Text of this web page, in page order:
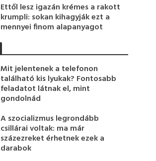
Ettől lesz igazán krémes a rakott
krumpli: sokan kihagyják ezt a
mennyei finom alapanyagot
Mit jelentenek a telefonon
található kis lyukak? Fontosabb
feladatot látnak el, mint
gondolnád
A szocializmus legrondább
csillárai voltak: ma már
százezreket érhetnek ezek a
darabok